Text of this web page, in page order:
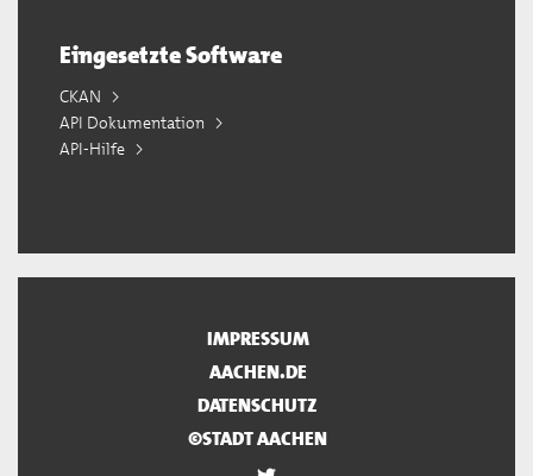
Eingesetzte Software
CKAN
API Dokumentation
API-Hilfe
IMPRESSUM
AACHEN.DE
DATENSCHUTZ
©STADT AACHEN